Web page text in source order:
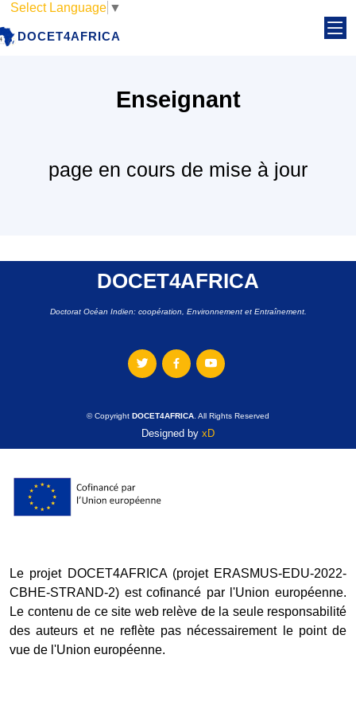
Select Language ▼
DOCET4AFRICA
Enseignant
page en cours de mise à jour
DOCET4AFRICA
Doctorat Océan Indien: coopération, Environnement et Entraînement.
© Copyright DOCET4AFRICA . All Rights Reserved
Designed by xD
Le projet DOCET4AFRICA (projet ERASMUS-EDU-2022-
CBHE-STRAND-2) est cofinancé par l'Union européenne.
Le contenu de ce site web relève de la seule responsabilité
des auteurs et ne reflète pas nécessairement le point de
vue de l'Union européenne.